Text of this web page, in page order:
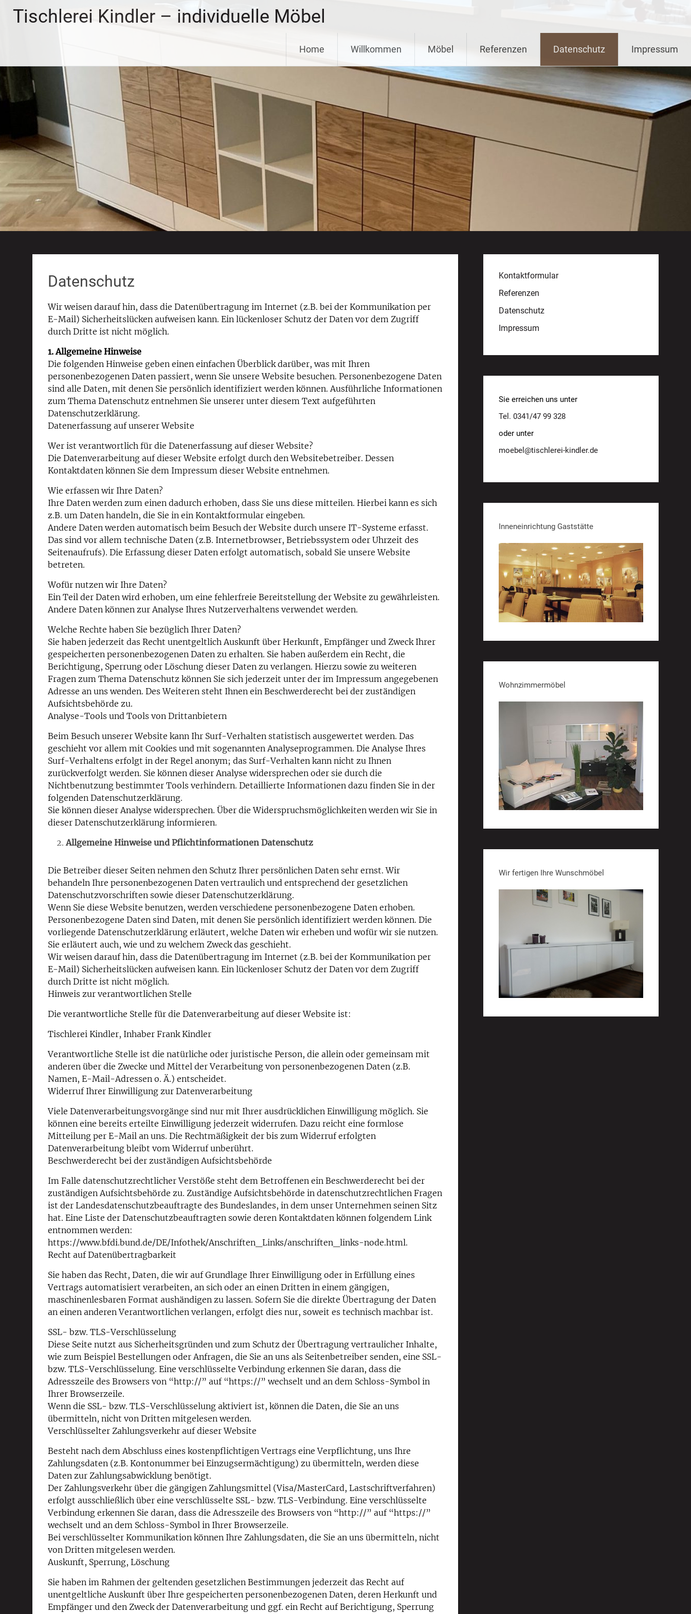
Tischlerei Kindler – individuelle Möbel
Home Willkommen Möbel Referenzen Datenschutz Impressum
Datenschutz
Wir weisen darauf hin, dass die Datenübertragung im Internet (z.B. bei der Kommunikation per
E-Mail) Sicherheitslücken aufweisen kann. Ein lückenloser Schutz der Daten vor dem Zugriff
durch Dritte ist nicht möglich.
1. Allgemeine Hinweise
Die folgenden Hinweise geben einen einfachen Überblick darüber, was mit Ihren
personenbezogenen Daten passiert, wenn Sie unsere Website besuchen. Personenbezogene Daten
sind alle Daten, mit denen Sie persönlich identifiziert werden können. Ausführliche Informationen
zum Thema Datenschutz entnehmen Sie unserer unter diesem Text aufgeführten
Datenschutzerklärung.
Datenerfassung auf unserer Website
Wer ist verantwortlich für die Datenerfassung auf dieser Website?
Die Datenverarbeitung auf dieser Website erfolgt durch den Websitebetreiber. Dessen
Kontaktdaten können Sie dem Impressum dieser Website entnehmen.
Wie erfassen wir Ihre Daten?
Ihre Daten werden zum einen dadurch erhoben, dass Sie uns diese mitteilen. Hierbei kann es sich
z.B. um Daten handeln, die Sie in ein Kontaktformular eingeben.
Andere Daten werden automatisch beim Besuch der Website durch unsere IT-Systeme erfasst.
Das sind vor allem technische Daten (z.B. Internetbrowser, Betriebssystem oder Uhrzeit des
Seitenaufrufs). Die Erfassung dieser Daten erfolgt automatisch, sobald Sie unsere Website
betreten.
Wofür nutzen wir Ihre Daten?
Ein Teil der Daten wird erhoben, um eine fehlerfreie Bereitstellung der Website zu gewährleisten.
Andere Daten können zur Analyse Ihres Nutzerverhaltens verwendet werden.
Welche Rechte haben Sie bezüglich Ihrer Daten?
Sie haben jederzeit das Recht unentgeltlich Auskunft über Herkunft, Empfänger und Zweck Ihrer
gespeicherten personenbezogenen Daten zu erhalten. Sie haben außerdem ein Recht, die
Berichtigung, Sperrung oder Löschung dieser Daten zu verlangen. Hierzu sowie zu weiteren
Fragen zum Thema Datenschutz können Sie sich jederzeit unter der im Impressum angegebenen
Adresse an uns wenden. Des Weiteren steht Ihnen ein Beschwerderecht bei der zuständigen
Aufsichtsbehörde zu.
Analyse-Tools und Tools von Drittanbietern
Beim Besuch unserer Website kann Ihr Surf-Verhalten statistisch ausgewertet werden. Das
geschieht vor allem mit Cookies und mit sogenannten Analyseprogrammen. Die Analyse Ihres
Surf-Verhaltens erfolgt in der Regel anonym; das Surf-Verhalten kann nicht zu Ihnen
zurückverfolgt werden. Sie können dieser Analyse widersprechen oder sie durch die
Nichtbenutzung bestimmter Tools verhindern. Detaillierte Informationen dazu finden Sie in der
folgenden Datenschutzerklärung.
Sie können dieser Analyse widersprechen. Über die Widerspruchsmöglichkeiten werden wir Sie in
dieser Datenschutzerklärung informieren.
Allgemeine Hinweise und Pflichtinformationen Datenschutz
Die Betreiber dieser Seiten nehmen den Schutz Ihrer persönlichen Daten sehr ernst. Wir
behandeln Ihre personenbezogenen Daten vertraulich und entsprechend der gesetzlichen
Datenschutzvorschriften sowie dieser Datenschutzerklärung.
Wenn Sie diese Website benutzen, werden verschiedene personenbezogene Daten erhoben.
Personenbezogene Daten sind Daten, mit denen Sie persönlich identifiziert werden können. Die
vorliegende Datenschutzerklärung erläutert, welche Daten wir erheben und wofür wir sie nutzen.
Sie erläutert auch, wie und zu welchem Zweck das geschieht.
Wir weisen darauf hin, dass die Datenübertragung im Internet (z.B. bei der Kommunikation per
E-Mail) Sicherheitslücken aufweisen kann. Ein lückenloser Schutz der Daten vor dem Zugriff
durch Dritte ist nicht möglich.
Hinweis zur verantwortlichen Stelle
Die verantwortliche Stelle für die Datenverarbeitung auf dieser Website ist:
Tischlerei Kindler, Inhaber Frank Kindler
Verantwortliche Stelle ist die natürliche oder juristische Person, die allein oder gemeinsam mit
anderen über die Zwecke und Mittel der Verarbeitung von personenbezogenen Daten (z.B.
Namen, E-Mail-Adressen o. Ä.) entscheidet.
Widerruf Ihrer Einwilligung zur Datenverarbeitung
Viele Datenverarbeitungsvorgänge sind nur mit Ihrer ausdrücklichen Einwilligung möglich. Sie
können eine bereits erteilte Einwilligung jederzeit widerrufen. Dazu reicht eine formlose
Mitteilung per E-Mail an uns. Die Rechtmäßigkeit der bis zum Widerruf erfolgten
Datenverarbeitung bleibt vom Widerruf unberührt.
Beschwerderecht bei der zuständigen Aufsichtsbehörde
Im Falle datenschutzrechtlicher Verstöße steht dem Betroffenen ein Beschwerderecht bei der
zuständigen Aufsichtsbehörde zu. Zuständige Aufsichtsbehörde in datenschutzrechtlichen Fragen
ist der Landesdatenschutzbeauftragte des Bundeslandes, in dem unser Unternehmen seinen Sitz
hat. Eine Liste der Datenschutzbeauftragten sowie deren Kontaktdaten können folgendem Link
entnommen werden:
https://www.bfdi.bund.de/DE/Infothek/Anschriften_Links/anschriften_links-node.html.
Recht auf Datenübertragbarkeit
Sie haben das Recht, Daten, die wir auf Grundlage Ihrer Einwilligung oder in Erfüllung eines
Vertrags automatisiert verarbeiten, an sich oder an einen Dritten in einem gängigen,
maschinenlesbaren Format aushändigen zu lassen. Sofern Sie die direkte Übertragung der Daten
an einen anderen Verantwortlichen verlangen, erfolgt dies nur, soweit es technisch machbar ist.
SSL- bzw. TLS-Verschlüsselung
Diese Seite nutzt aus Sicherheitsgründen und zum Schutz der Übertragung vertraulicher Inhalte,
wie zum Beispiel Bestellungen oder Anfragen, die Sie an uns als Seitenbetreiber senden, eine SSL-
bzw. TLS-Verschlüsselung. Eine verschlüsselte Verbindung erkennen Sie daran, dass die
Adresszeile des Browsers von “http://” auf “https://” wechselt und an dem Schloss-Symbol in
Ihrer Browserzeile.
Wenn die SSL- bzw. TLS-Verschlüsselung aktiviert ist, können die Daten, die Sie an uns
übermitteln, nicht von Dritten mitgelesen werden.
Verschlüsselter Zahlungsverkehr auf dieser Website
Besteht nach dem Abschluss eines kostenpflichtigen Vertrags eine Verpflichtung, uns Ihre
Zahlungsdaten (z.B. Kontonummer bei Einzugsermächtigung) zu übermitteln, werden diese
Daten zur Zahlungsabwicklung benötigt.
Der Zahlungsverkehr über die gängigen Zahlungsmittel (Visa/MasterCard, Lastschriftverfahren)
erfolgt ausschließlich über eine verschlüsselte SSL- bzw. TLS-Verbindung. Eine verschlüsselte
Verbindung erkennen Sie daran, dass die Adresszeile des Browsers von “http://” auf “https://”
wechselt und an dem Schloss-Symbol in Ihrer Browserzeile.
Bei verschlüsselter Kommunikation können Ihre Zahlungsdaten, die Sie an uns übermitteln, nicht
von Dritten mitgelesen werden.
Auskunft, Sperrung, Löschung
Sie haben im Rahmen der geltenden gesetzlichen Bestimmungen jederzeit das Recht auf
unentgeltliche Auskunft über Ihre gespeicherten personenbezogenen Daten, deren Herkunft und
Empfänger und den Zweck der Datenverarbeitung und ggf. ein Recht auf Berichtigung, Sperrung
Kontaktformular
Referenzen
Datenschutz
Impressum
Sie erreichen uns unter
Tel. 0341/47 99 328
oder unter
moebel@tischlerei-kindler.de
Inneneinrichtung Gaststätte
Wohnzimmermöbel
Wir fertigen Ihre Wunschmöbel